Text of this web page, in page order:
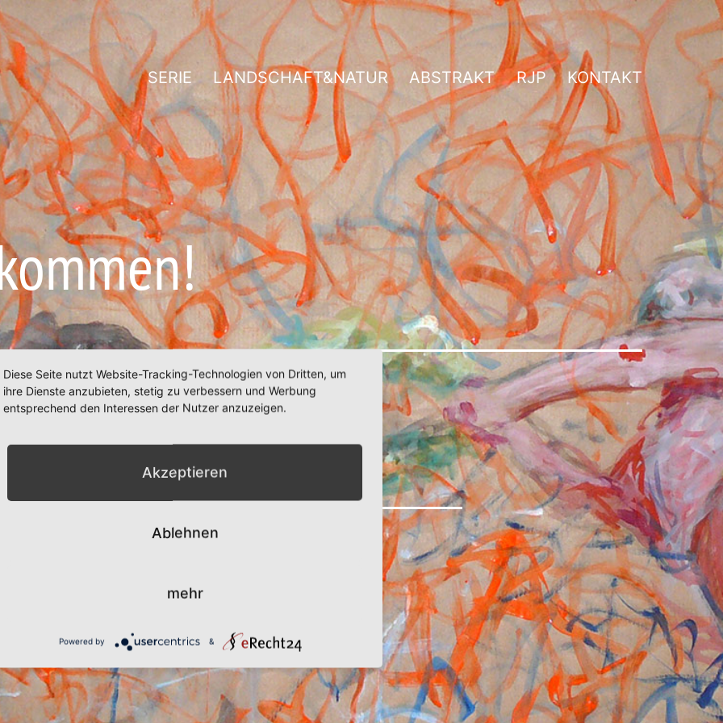
SERIE LANDSCHAFT&NATUR ABSTRAKT RJP KONTAKT
Diese Seite nutzt Website-Tracking-Technologien von Dritten, um
ihre Dienste anzubieten, stetig zu verbessern und Werbung
entsprechend den Interessen der Nutzer anzuzeigen.
Akzeptieren
Ablehnen
mehr
Powered by &